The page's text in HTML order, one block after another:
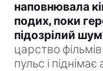
наповнювала
подих, поки
підозрілий
царство
пульс і